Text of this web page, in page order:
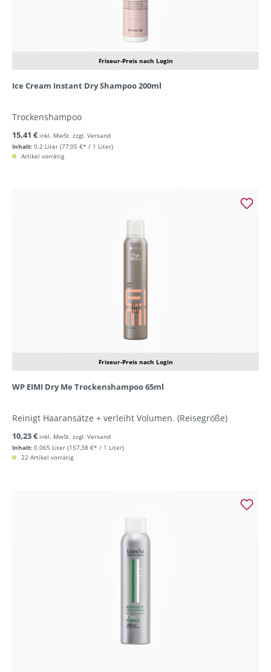
Friseur-Preis nach Login
Ice Cream Instant Dry Shampoo 200ml
Trockenshampoo
Inhalt: 0.2 Liter (77,05 €* / 1 Liter)
15,41 € inkl. MwSt. zzgl. Versand
Artikel vorrätig
Friseur-Preis nach Login
WP EIMI Dry Me Trockenshampoo 65ml
Reinigt Haaransätze + verleiht Volumen. (Reisegröße)
Inhalt: 0.065 Liter (157,38 €* / 1 Liter)
10,23 € inkl. MwSt. zzgl. Versand
22 Artikel vorrätig